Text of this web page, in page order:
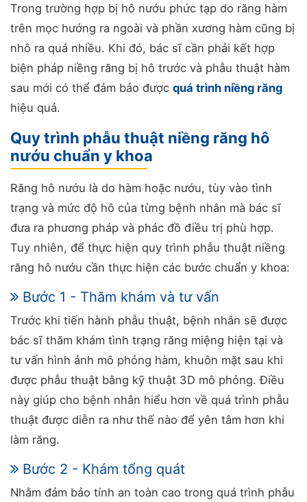
Trong trường hợp bị hô nướu phức tạp do răng hàm
trên mọc hướng ra ngoài và phần xương hàm cũng bị
nhô ra quá nhiều. Khi đó, bác sĩ cần phải kết hợp
biện pháp niềng răng bị hô trước và phẫu thuật hàm
sau mới có thể đảm bảo được quá trình niềng răng
hiệu quả.
Quy trình phẫu thuật niềng răng hô
nướu chuẩn y khoa
Răng hô nướu là do hàm hoặc nướu, tùy vào tình
trạng và mức độ hô của từng bệnh nhân mà bác sĩ
đưa ra phương pháp và phác đồ điều trị phù hợp.
Tuy nhiên, để thực hiện quy trình phẫu thuật niềng
răng hô nướu cần thực hiện các bước chuẩn y khoa:
Bước 1 - Thăm khám và tư vấn
Trước khi tiến hành phẫu thuật, bệnh nhân sẽ được
bác sĩ thăm khám tình trạng răng miệng hiện tại và
tư vấn hình ảnh mô phỏng hàm, khuôn mặt sau khi
được phẫu thuật bằng kỹ thuật 3D mô phỏng. Điều
này giúp cho bệnh nhân hiểu hơn về quá trình phẫu
thuật được diễn ra như thế nào để yên tâm hơn khi
làm răng.
Bước 2 - Khám tổng quát
Nhằm đảm bảo tính an toàn cao trong quá trình phẫu